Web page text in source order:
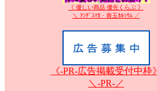
《 優しい商品 優先くらぶ 》
＼ ｱﾝﾃﾞｽﾏｶ・善玉ｶﾙｼｳﾑ ／
《-PR-広告掲載受付中枠》
＼-PR-／